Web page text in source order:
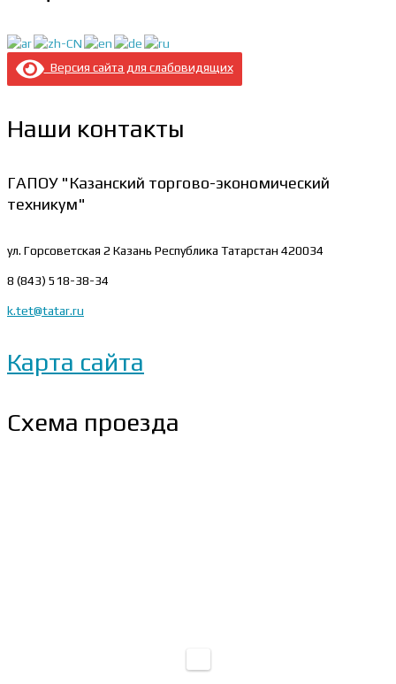
Версия сайта для слабовидящих
Наши контакты
ГАПОУ "Казанский торгово-экономический
техникум"
ул. Горсоветская 2 Казань Республика Татарстан 420034
8 (843) 518-38-34
k.tet@tatar.ru
Карта сайта
Схема проезда